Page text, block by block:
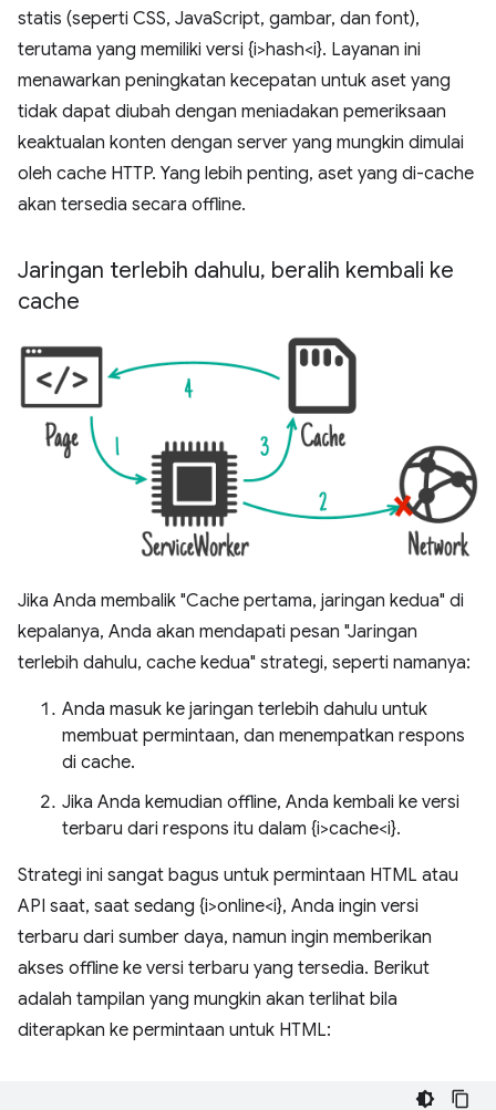
statis (seperti CSS, JavaScript, gambar, dan font),
terutama yang memiliki versi {i>hash<i}. Layanan ini
menawarkan peningkatan kecepatan untuk aset yang
tidak dapat diubah dengan meniadakan pemeriksaan
keaktualan konten dengan server yang mungkin dimulai
oleh cache HTTP. Yang lebih penting, aset yang di-cache
akan tersedia secara offline.
Jaringan terlebih dahulu, beralih kembali ke
cache
Jika Anda membalik "Cache pertama, jaringan kedua" di
kepalanya, Anda akan mendapati pesan "Jaringan
terlebih dahulu, cache kedua" strategi, seperti namanya:
Anda masuk ke jaringan terlebih dahulu untuk
membuat permintaan, dan menempatkan respons
di cache.
Jika Anda kemudian offline, Anda kembali ke versi
terbaru dari respons itu dalam {i>cache<i}.
Strategi ini sangat bagus untuk permintaan HTML atau
API saat, saat sedang {i>online<i}, Anda ingin versi
terbaru dari sumber daya, namun ingin memberikan
akses offline ke versi terbaru yang tersedia. Berikut
adalah tampilan yang mungkin akan terlihat bila
diterapkan ke permintaan untuk HTML: